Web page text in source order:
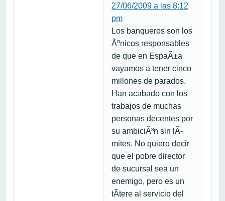
27/06/2009 a las 8:12
pm
Los banqueros son los
Ãºnicos responsables
de que en EspaÃ±a
vayamos a tener cinco
millones de parados.
Han acabado con los
trabajos de muchas
personas decentes por
su ambiciÃ³n sin lÃ­
mites. No quiero decir
que el pobre director
de sucursal sea un
enemigo, pero es un
tÃ­tere al servicio del